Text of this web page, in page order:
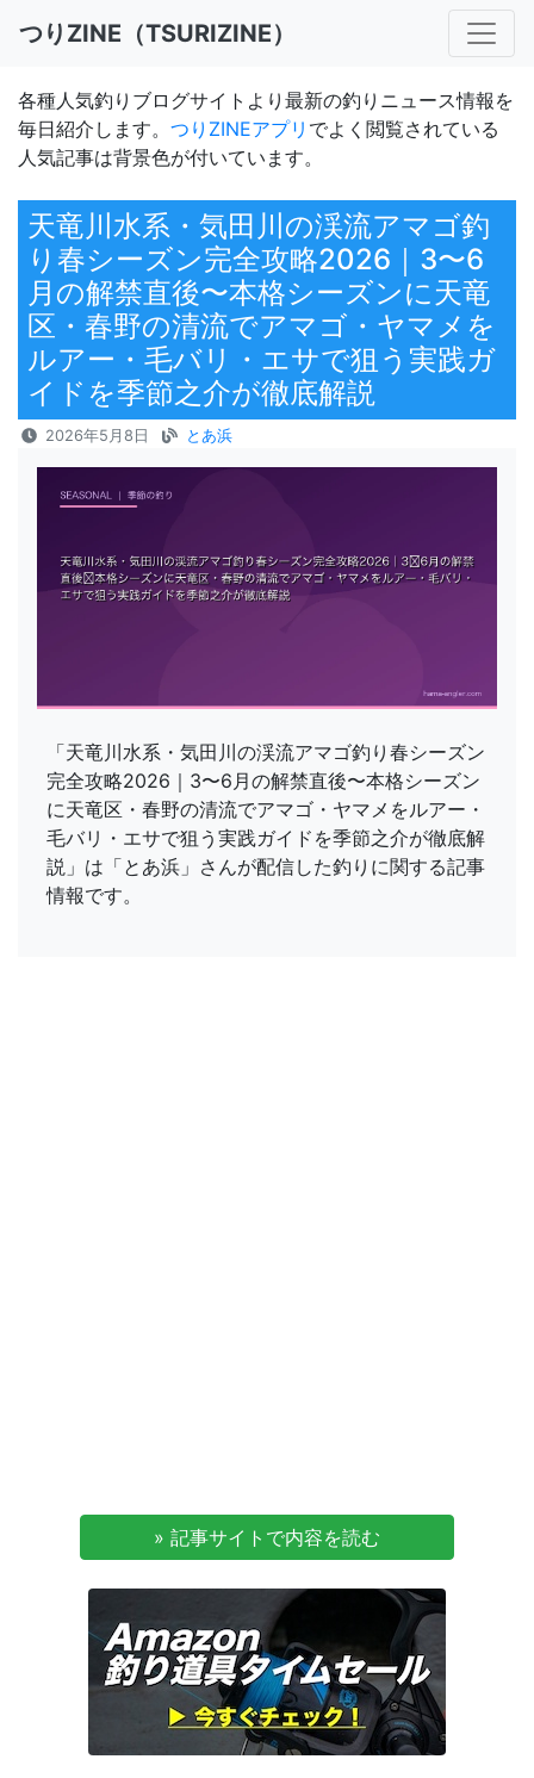
つりZINE（TSURIZINE）
各種人気釣りブログサイトより最新の釣りニュース情報を
毎日紹介します。 つりZINEアプリ でよく閲覧されている
人気記事は背景色が付いています。
天竜川水系・気田川の渓流アマゴ釣
り春シーズン完全攻略2026｜3〜6
月の解禁直後〜本格シーズンに天竜
区・春野の清流でアマゴ・ヤマメを
ルアー・毛バリ・エサで狙う実践ガ
イドを季節之介が徹底解説
2026年5月8日 とあ浜
「天竜川水系・気田川の渓流アマゴ釣り春シーズン
完全攻略2026｜3〜6月の解禁直後〜本格シーズン
に天竜区・春野の清流でアマゴ・ヤマメをルアー・
毛バリ・エサで狙う実践ガイドを季節之介が徹底解
説」は「とあ浜」さんが配信した釣りに関する記事
情報です。
» 記事サイトで内容を読む